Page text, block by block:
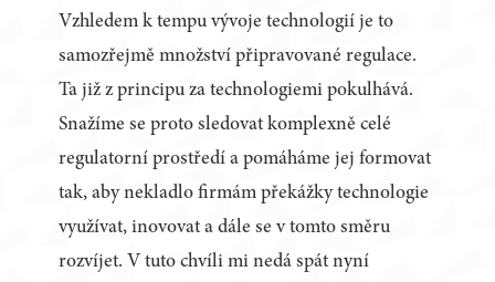
Vzhledem k tempu vývoje technologií je to
samozřejmě množství připravované regulace.
Ta již z principu za technologiemi pokulhává.
Snažíme se proto sledovat komplexně celé
regulatorní prostředí a pomáháme jej formovat
tak, aby nekladlo firmám překážky technologie
využívat, inovovat a dále se v tomto směru
rozvíjet. V tuto chvíli mi nedá spát nyní